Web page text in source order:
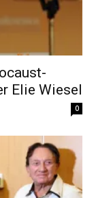
Elie Wiesel
0